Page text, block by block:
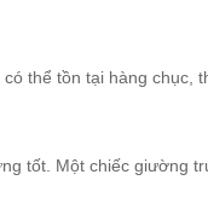
thể tồn tại hàng chục,
tốt. Một chiếc giường